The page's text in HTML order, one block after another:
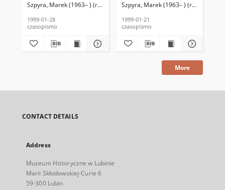
Szpyra, Marek (1963– ) (red. nacz.) Kołodziejski, Wincenty
1999-01-28
czasopismo
Szpyra, Marek (1963– ) (red. nacz.)
1999-01-21
czasopismo
More
CONTACT DETAILS
Address
Muzeum Historyczne w Lubinie
Marii Skłodowskiej-Curie 6
59-300 Lubin